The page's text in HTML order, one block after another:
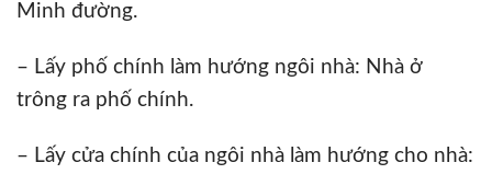
Minh đường.
– Lấy phố chính làm hướng ngôi nhà: Nhà ở
trông ra phố chính.
– Lấy cửa chính của ngôi nhà làm hướng cho nhà: